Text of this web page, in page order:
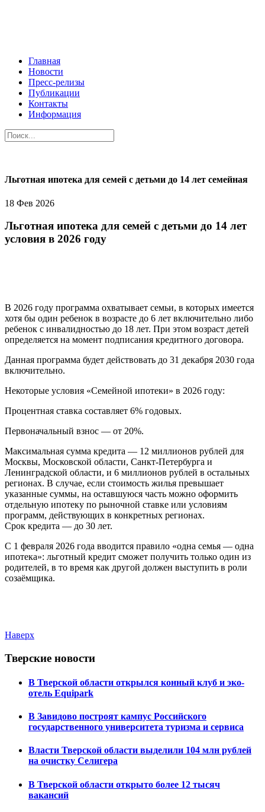
Главная
Новости
Пресс-релизы
Публикации
Контакты
Информация
Льготная ипотека для семей с детьми до 14 лет семейная
18 Фев 2026
Льготная ипотека для семей с детьми до 14 лет
условия в 2026 году
В 2026 году программа охватывает семьи, в которых имеется
хотя бы один ребенок в возрасте до 6 лет включительно либо
ребенок с инвалидностью до 18 лет. При этом возраст детей
определяется на момент подписания кредитного договора.
Данная программа будет действовать до 31 декабря 2030 года
включительно.
Некоторые условия «Семейной ипотеки» в 2026 году:
Процентная ставка составляет 6% годовых.
Первоначальный взнос — от 20%.
Максимальная сумма кредита — 12 миллионов рублей для
Москвы, Московской области, Санкт-Петербурга и
Ленинградской области, и 6 миллионов рублей в остальных
регионах. В случае, если стоимость жилья превышает
указанные суммы, на оставшуюся часть можно оформить
отдельную ипотеку по рыночной ставке или условиям
программ, действующих в конкретных регионах.
Срок кредита — до 30 лет.
С 1 февраля 2026 года вводится правило «одна семья — одна
ипотека»: льготный кредит сможет получить только один из
родителей, в то время как другой должен выступить в роли
созаёмщика.
Наверх
Тверские новости
В Тверской области открылся конный клуб и эко-
отель Equipark
В Завидово построят кампус Российского
государственного университета туризма и сервиса
Власти Тверской области выделили 104 млн рублей
на очистку Селигера
В Тверской области открыто более 12 тысяч
вакансий